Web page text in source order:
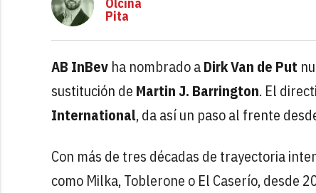
Olcina
Pita
AB InBev ha nombrado aDirk Van de Put
sustitución de Martin J. Barrington. El
International, da así un paso al frente
Con más de tres décadas de trayectoria
como Milka, Toblerone o El Caserío, desde